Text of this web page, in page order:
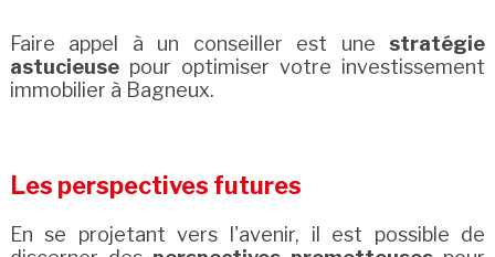
Faire appel à un conseiller est une stratégie
astucieusepour optimiser votre investissement
immobilier à Bagneux.
Les perspectives futures
En se projetant vers l'avenir, il est possible de